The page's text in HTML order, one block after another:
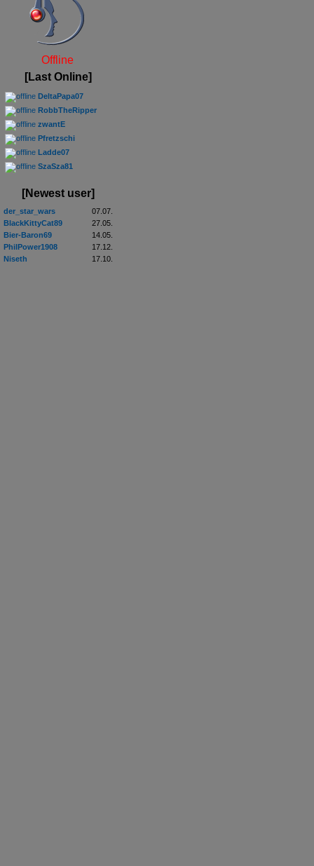
Offline
[Last Online]
DeltaPapa07
RobbTheRipper
zwantE
Pfretzschi
Ladde07
SzaSza81
[Newest user]
der_star_wars
07.07.
BlackKittyCat89
27.05.
Bier-Baron69
14.05.
PhilPower1908
17.12.
Niseth
17.10.